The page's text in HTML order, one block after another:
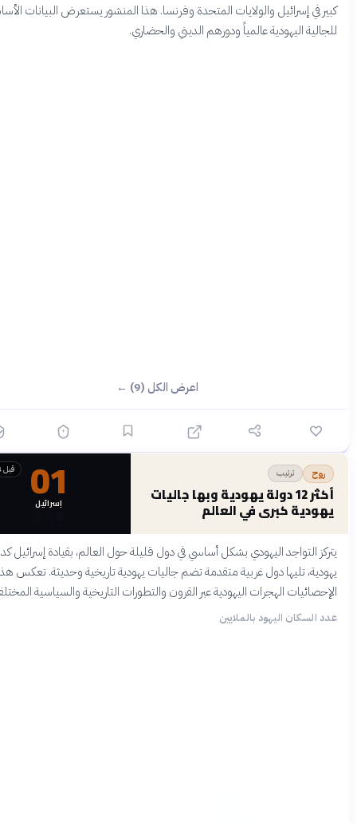
في إسرائيل والولايات المتحدة وفرنسا. هذا المنشور يستعرض البيانات الأساسية
اليهودية عالمياً ودورهم الديني والحضاري.
اعرض الكل (9) ←
ترتيب
أكثر 12 دولة يهودية وبها جاليات
كبرى في العالم
قبل 4 أشهر 01
التواجد اليهودي بشكل أساسي في دول قليلة حول العالم، بقيادة إسرائيل كدولة
تليها دول غربية متقدمة تضم جاليات يهودية تاريخية وحديثة. تعكس هذه
الهجرات اليهودية عبر القرون والتطورات التاريخية والسياسية المختلفة.
اليهود بالملايين